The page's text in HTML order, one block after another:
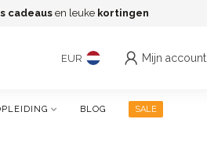
cadeausen leuke kortingen
EUR Mijn account
BLOG SALE